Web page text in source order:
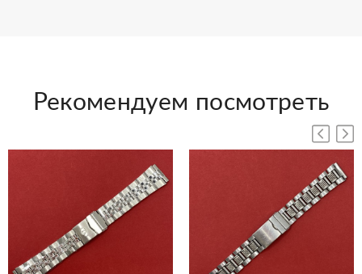
Рекомендуем посмотреть